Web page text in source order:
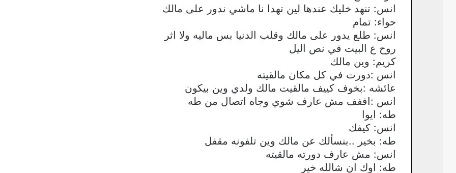
انس: تنهد خليك عندها لين تهدا نا ماشي ندور على مالك
حواء: تمام
انس: طلع يدور على مالك وقلب الدنيا بس ماليه ولا اثر
روح ع البيت في نص اليل
كريم: وين مالك
انس :دورت في كل مكان مالقيته
عائشه :بخوف كييف مالقيت مالك ولدي وين بيكون
انس :اففف مش عارف شوي وجاه اتصال من طه
طه: ايوا
انس: كيفك
طه: بخير ..بنسألك عن مالك وين تلفونه مقفل
انس: مش عارف دورته مالقيته
طه: اوك ان شالله خير